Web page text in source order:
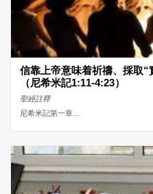
信靠上帝意味着祈禱、採取“
（尼希米記1:11-4:23）
聖經註釋
尼希米記第一章...